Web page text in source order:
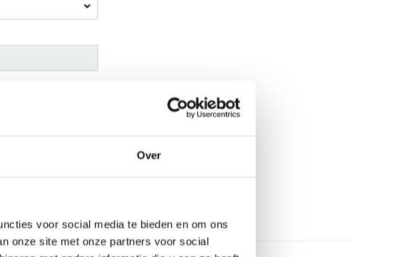
Over
voor social media te bieden en om ons
onze site met onze partners voor social
€ 22,50
14-08-2026